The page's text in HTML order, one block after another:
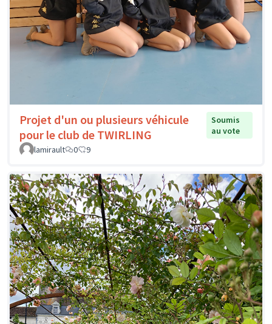
Projet d'un ou plusieurs véhicule
pour le club de TWIRLING
Soumis
au vote
lamirault
0 9